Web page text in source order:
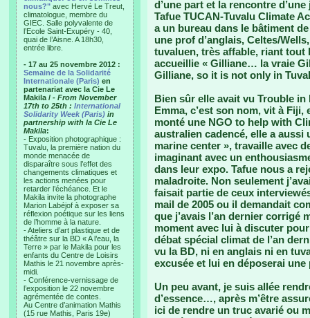
nous?" avec Hervé Le Treut,
climatologue, membre du
GIEC. Salle polyvalente de
l’Ecole Saint-Exupéry - 40,
quai de l’Aisne. A 18h30,
entrée libre.
- 17 au 25 novembre 2012 :
Semaine de la Solidarité
Internationale (Paris) en
partenariat avec la Cie Le
Makila / - From November
17th to 25th : International
Solidarity Week (Paris) in
partnership with la Cie Le
Makila:
- Exposition photographique :
Tuvalu, la première nation du
monde menacée de
disparaître sous l’effet des
changements climatiques et
les actions menées pour
retarder l’échéance. Et le
Makila invite la photographe
Marion Labéjof à exposer sa
réflexion poétique sur les liens
de l’homme à la nature.
- Ateliers d’art plastique et de
théâtre sur la BD « A l’eau, la
Terre » par le Makila pour les
enfants du Centre de Loisirs
Mathis le 21 novembre après-
midi.
- Conférence-vernissage de
l’exposition le 22 novembre
agrémentée de contes.
Au Centre d’animation Mathis
(15 rue Mathis, Paris 19e)
d’une part et la rencontre
Tafue TUCAN-Tuvalu Climate
a un bureau dans le bâtiment
une prof d’anglais, Celtes/
tuvaluen, très affable, riant tout
accueillie « Gilliane… la vraie
Gilliane, so it is not only in
Bien sûr elle avait vu Trouble
Emma, c’est son nom, vit à
monté une NGO to help with
australien cadencé, elle a aussi
marine center », travaille avec
imaginant avec un
dans leur expo. Tafue nous a
maladroite. Non seulement
faisait partie de ceux
mail de 2005 ou il demandait
que j’avais l’an dernier corrigé
moment avec lui à discuter
débat spécial climat de l’an
vu la BD, ni en anglais ni en
excusée et lui en déposerai une
Un peu avant, je suis allée
d’essence…, après m’être
ici de rendre un truc avarié ou